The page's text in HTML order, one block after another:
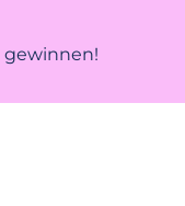
gewinnen!